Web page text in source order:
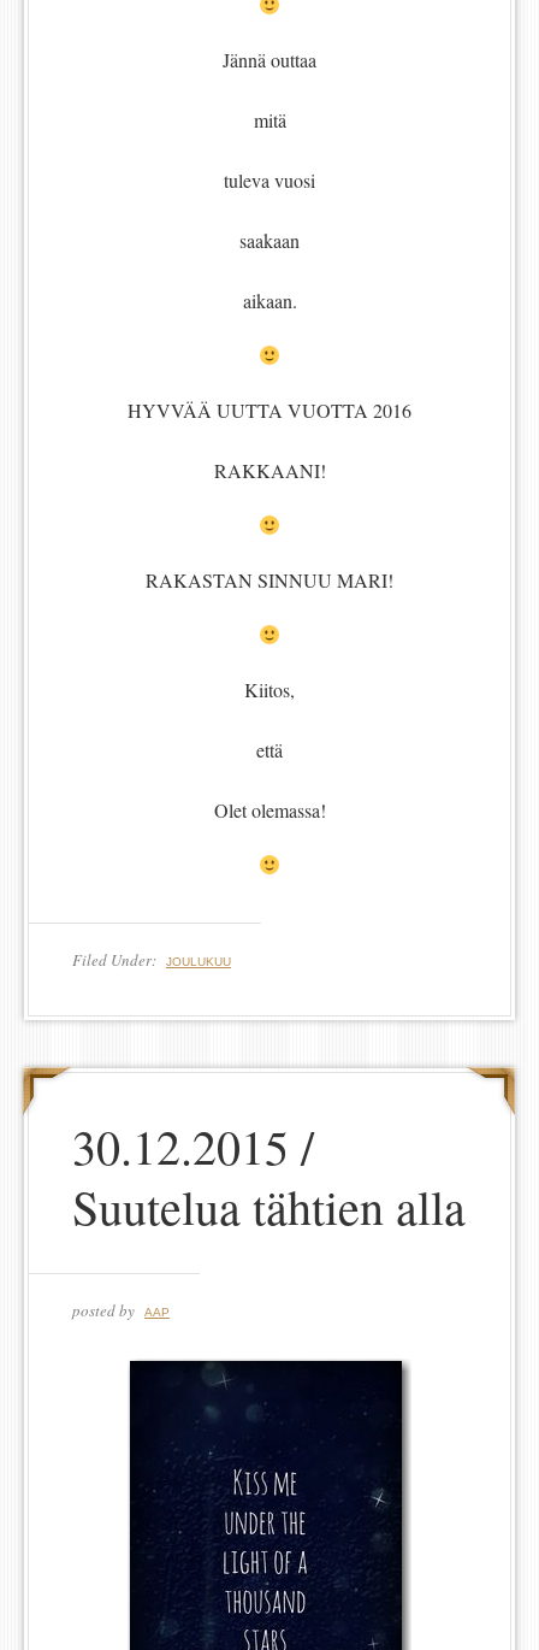
Jännä outtaa
mitä
tuleva vuosi
saakaan
aikaan.
HYVVÄÄ UUTTA VUOTTA 2016
RAKKAANI!
RAKASTAN SINNUU MARI!
Kiitos,
että
Olet olemassa!
Filed Under: JOULUKUU
30.12.2015 /
Suutelua tähtien alla
posted by AAP